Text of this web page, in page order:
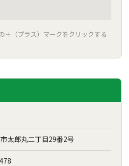
＋（プラス）マークをクリックする
太郎丸二丁目29番2号